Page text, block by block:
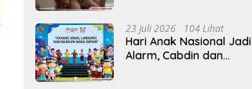
23 Juli 2026 104 Lihat
Hari Anak Nasional Jadi
Alarm, Cabdin dan